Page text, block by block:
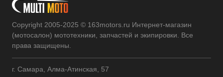
Copyright 2005-2025 © 163motors.ru Интернет-магазин
(мотосалон) мототехники, запчастей и экипировки. Все
права защищены.
г. Самара, Алма-Атинская, 57